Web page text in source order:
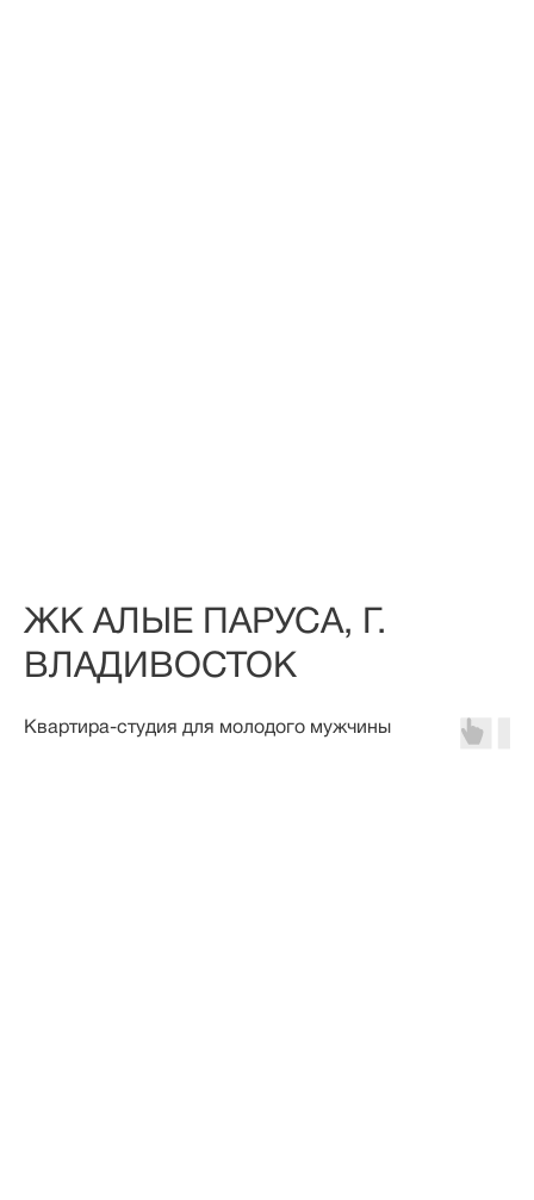
ЖК АЛЫЕ ПАРУСА, Г.
ВЛАДИВОСТОК
Квартира-студия для молодого мужчины